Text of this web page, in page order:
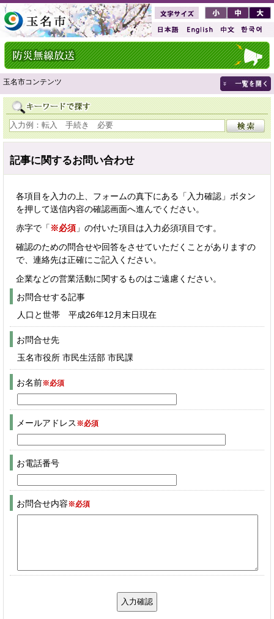
玉名市コンテンツ
記事に関するお問い合わせ
各項目を入力の上、フォームの真下にある「入力確認」ボタン
を押して送信内容の確認画面へ進んでください。
赤字で「 ※必須 」の付いた項目は入力必須項目です。
確認のための問合せや回答をさせていただくことがありますの
で、連絡先は正確にご記入ください。
企業などの営業活動に関するものはご遠慮ください。
お問合せする記事
人口と世帯 平成26年12月末日現在
お問合せ先
玉名市役所 市民生活部 市民課
お名前※必須
メールアドレス ※必須
お電話番号
お問合せ内容※必須